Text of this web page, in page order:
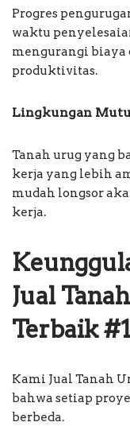
Progres
waktu
mengurangi
produktivitas.
Lingkungan
Tanah urug yang
kerja yang lebih
mudah longsor
kerja.
Jual
Terbaik #1
Kami Jual Tanah
bahwa setiap
berbeda.